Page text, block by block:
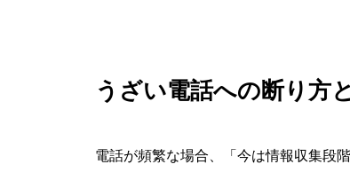
うざい電話への断り方
電話が頻繁な場合、「今は情報収集段